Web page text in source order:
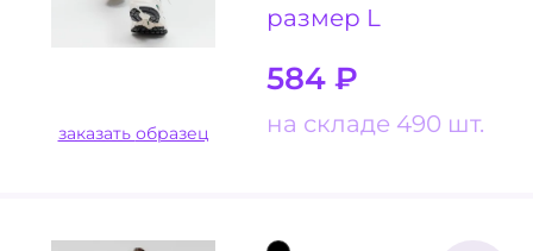
размер L
584 ₽
на складе 490 шт.
заказать образец